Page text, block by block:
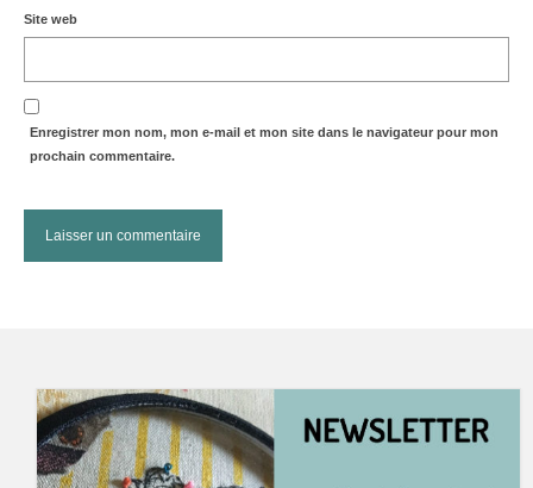
Site web
Enregistrer mon nom, mon e-mail et mon site dans le navigateur pour mon
prochain commentaire.